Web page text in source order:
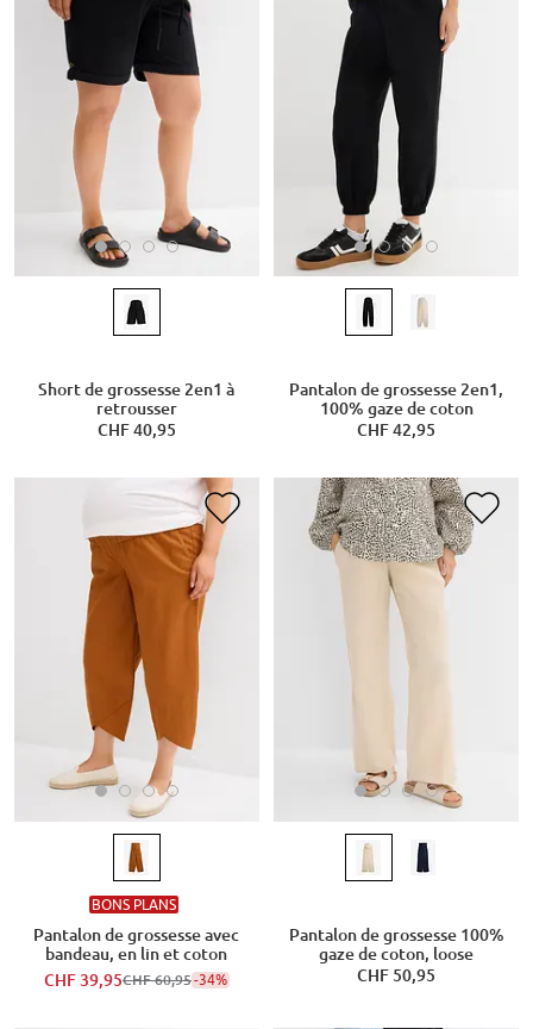
Short de grossesse 2en1 à
retrousser
CHF 40,95
Pantalon de grossesse 2en1,
100% gaze de coton
CHF 42,95
BONS PLANS
Pantalon de grossesse avec
bandeau, en lin et coton
CHF 39,95CHF 60,95-34%
Pantalon de grossesse 100%
gaze de coton, loose
CHF 50,95